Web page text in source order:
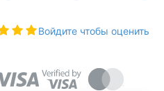
Войдите чтобы оценить